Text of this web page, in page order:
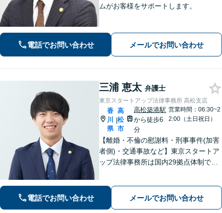
ムがお客様をサポートします。
電話でお問い合わせ メールでお問い合わせ
三浦 恵太 弁護士
東京スタートアップ法律事務所 高松支店
香
川
県
|
高
松
市
高松築港駅
から徒歩6
分
営業時間：06:30~2
2:00（土日祝日）
【離婚・不倫の慰謝料・刑事事件(加害
者側)・交通事故など】東京スタートア
ップ法律事務所は国内29拠点体制で全
専門性の高い弁護士が寄り添い解決を
サポートします。
電話でお問い合わせ メールでお問い合わせ